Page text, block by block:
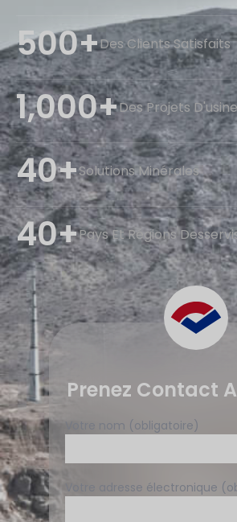
500+Des Clients Satisfaits
1,000+Des Projets
40+Solutions Minérales
40+Pays Et Régions
Prenez Contact
Votre nom (obligatoire)
Votre adresse électronique